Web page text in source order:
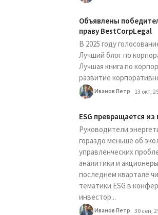
Объявлены
праву BestCorpLegal
В 2025 году
Лучший блог по
Лучшая книга по
развитие
Иванов Петр 13 окт,
ESG превращается
Руководители
гораздо меньше об
управленческих
аналитики и
последнем квартале
тематики ESG в
инвестор...
Иванов Петр 30 сен,